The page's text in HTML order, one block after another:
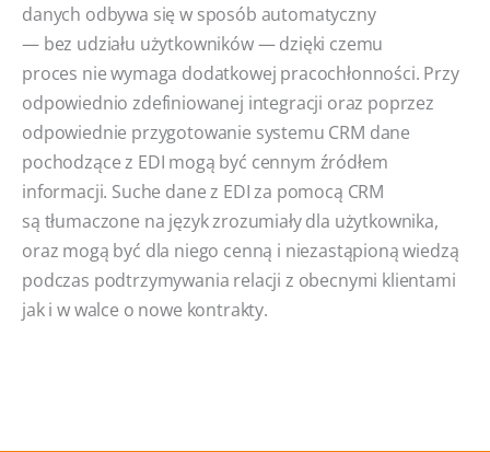
danych odbywa się w sposób automatyczny
— bez udziału użytkowników — dzięki czemu
proces nie wymaga dodatkowej pracochłonności. Przy
odpowiednio zdefiniowanej integracji oraz poprzez
odpowiednie przygotowanie systemu CRM dane
pochodzące z EDI mogą być cennym źródłem
informacji. Suche dane z EDI za pomocą CRM
są tłumaczone na język zrozumiały dla użytkownika,
oraz mogą być dla niego cenną i niezastąpioną wiedzą
podczas podtrzymywania relacji z obecnymi klientami
jak i w walce o nowe kontrakty.